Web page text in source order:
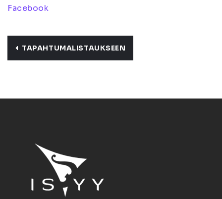
Facebook
TAPAHTUMALISTAUKSEEN